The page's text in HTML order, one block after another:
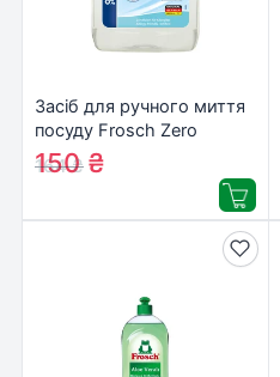
Засіб для ручного миття
посуду Frosch Zero
Sensitiv 500 мл
(4009175947635)
164₴
150₴